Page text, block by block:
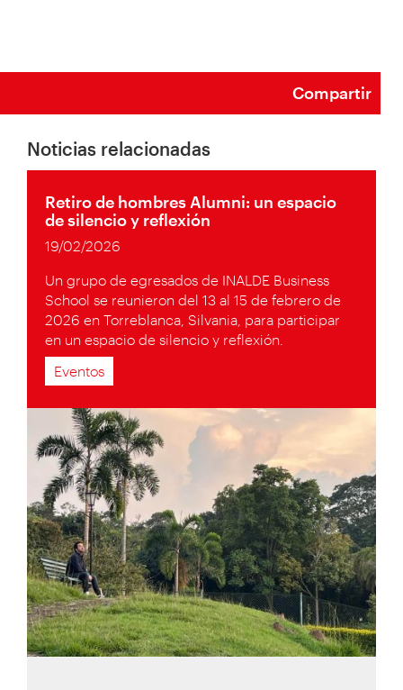
Compartir
Noticias relacionadas
Retiro de hombres Alumni: un espacio
de silencio y reflexión
19/02/2026
Un grupo de egresados de INALDE Business
School se reunieron del 13 al 15 de febrero de
2026 en Torreblanca, Silvania, para participar
en un espacio de silencio y reflexión.
Eventos